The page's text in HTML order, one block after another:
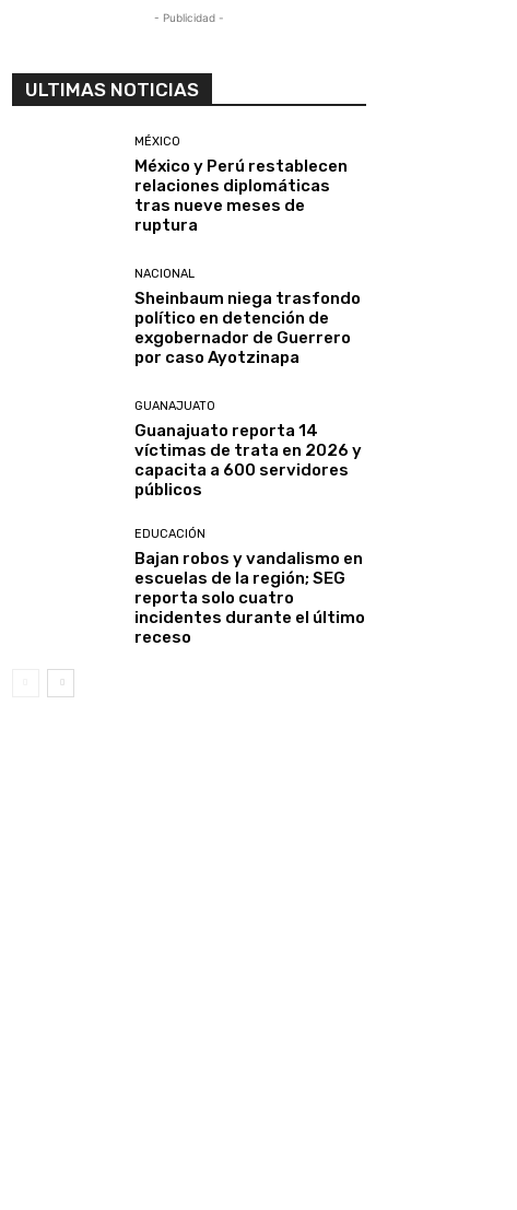
- Publicidad -
ULTIMAS NOTICIAS
MÉXICO
México y Perú restablecen
relaciones diplomáticas
tras nueve meses de
ruptura
NACIONAL
Sheinbaum niega trasfondo
político en detención de
exgobernador de Guerrero
por caso Ayotzinapa
GUANAJUATO
Guanajuato reporta 14
víctimas de trata en 2026 y
capacita a 600 servidores
públicos
EDUCACIÓN
Bajan robos y vandalismo en
escuelas de la región; SEG
reporta solo cuatro
incidentes durante el último
receso